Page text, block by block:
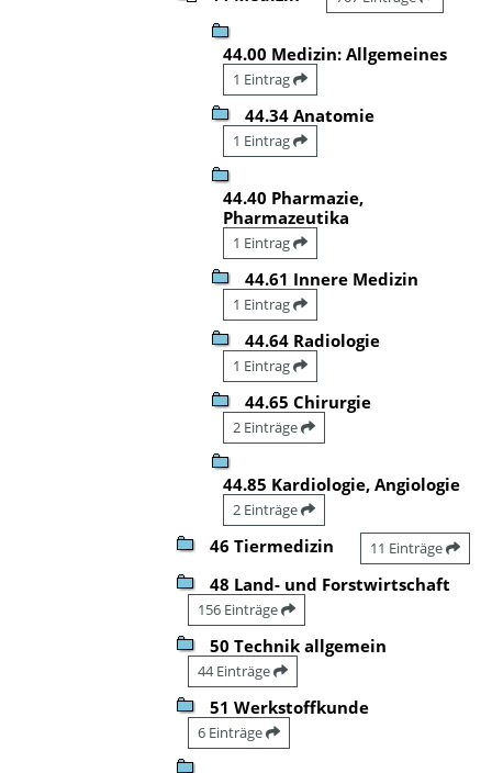
44.00 Medizin: Allgemeines
1 Eintrag
44.34 Anatomie
1 Eintrag
44.40 Pharmazie,
Pharmazeutika
1 Eintrag
44.61 Innere Medizin
1 Eintrag
44.64 Radiologie
1 Eintrag
44.65 Chirurgie
2 Einträge
44.85 Kardiologie, Angiologie
2 Einträge
46 Tiermedizin 11 Einträge
48 Land- und Forstwirtschaft
156 Einträge
50 Technik allgemein
44 Einträge
51 Werkstoffkunde
6 Einträge